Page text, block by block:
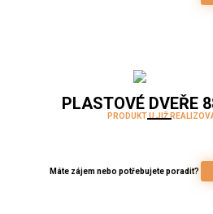
PLASTOVÉ DVEŘE
PRODUKT U JIŽ
Máte zájem nebo potřebujete poradit?